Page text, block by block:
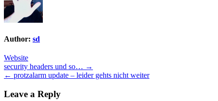
Author: sd
Website
Post
navigation
security headers und so… →
← protzalarm update – leider gehts nicht weiter
Leave a Reply